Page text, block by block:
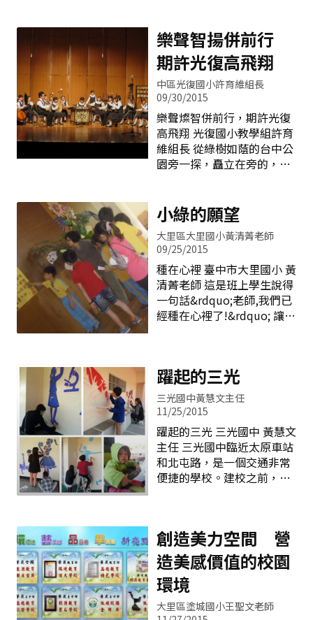
參賽，創造一個不一樣並能
讓學生能發揮創意、激發潛
能的舞台。
想盡辦法，低頭彎腰而過。
這個公共藝術的意涵正是藉
由有形的彎腰動作，如同拾
穗般，傳達無形的謙卑之
意，對自己、他人及環境身
懷敬意。 這是大德推廣生命
教育的起點，希望透過一連
串的活動安排，以品德教育
為基礎，展開各項生命教育
行： 一、第一面向：愛自己
1. 學校課程中融入生命教育
議
能使人真正安心，達到快
樂，因此讓學生變好，遠比
變聰明來得更重要。 有鑑於
此，外埔國小以「適性揚
才」為教育主軸；以「心中
有愛、腹中有墨、心中有
志、臉上有笑」為發展願
景，致力推展品德教育，經
過多年深耕，老師們慢慢發
更好，還有助於課業的學
習。在全校師生的共同努力
之下，今年同時獲選教育部
品德深耕學校與佛光山全國
三好校園實踐學校。為營造
永續之品德校園文化，強化
親、師、生對於核心價值之
認知與實踐力，本校以三好
話、存好心」的楷模，於學
生朝會時頒獎表揚，並安排
午休時間與
樂聲智揚併前行
期許光復高飛翔
中區光復國小許育維組長
09/30/2015
樂聲燦智併前行，期許光復
高飛翔 光復國小教學組許育
維組長 從綠樹如蔭的台中公
園旁一探，矗立在旁的，是
名列三甲，以及現今各方社
會賢達如生化巨擘&mdash;
何大一先生、前衛生署長施
純仁先生；更不用提多任台
中市卸任市長，都是光復最
優秀的畢業生。他們昔日留
在光復的點點滴滴，對應他
們現今在社會上的豐功偉
都可說是一頁教育史上最美
麗的篇章。 然而，動人的樂
音勾不住社區的轉型，曾經
是台中商業重鎮的中區人口
數日漸下滑，班級數的縮減
一如蕭瑟的落葉，是時候該
再現風華了。 為了讓光復的
金字招牌再次為人所知，除
們更在低年級安排了音樂特
色課程，當專業的音樂教育
從小開始之後，這一顆顆在
孩子心上
小綠的願望
大里區大里國小黃清菁老師
09/25/2015
種在心裡 臺中市大里國小 黃
清菁老師 這是班上學生說得
一句話&rdquo;老師,我們已
經種在心裡了!&rdquo; 讓我
入慈心有機農業發展基金會
的義工， 開始認識到當一個
好老師， 必先當一個好學生
的內涵~將自己在基金會學
習的快樂跟學生分享！ 「 種
樹這件事情， 最重要的是帶
動人們對他人、 對於小生命
及環境的關心， 並真實努
學習到這段話， 給我很大的
激勵。 我很想跟學生朝這個
方向努力， 如何透由種樹的
這件事， 學習先帶動起自己
的關心， 才能帶動影響別
人， 一起來關心！ 校園
躍起的三光
三光國中黃慧文主任
11/25/2015
躍起的三光 三光國中 黃慧文
主任 三光國中臨近太原車站
和北屯路，是一個交通非常
便捷的學校。建校之前，原
以培育國家幼苗為首要目
標。無論在課程規畫或創新
教學上，都著重於開發學生
多元潛能，拓展學生學習經
驗，積極創造學生多面項成
就。 本校校地面積雖然只有
創造美力空間 營
造美感價值的校園
環境
大里區塗城國小王聖文老師